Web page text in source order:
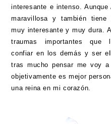
interesante e intenso. Aunque
maravillosa y también tiene
muy interesante y muy dura.
traumas importantes que
confiar en los demás y ser
tras mucho pensar me voy
objetivamente es mejor
una reina en mi corazón.